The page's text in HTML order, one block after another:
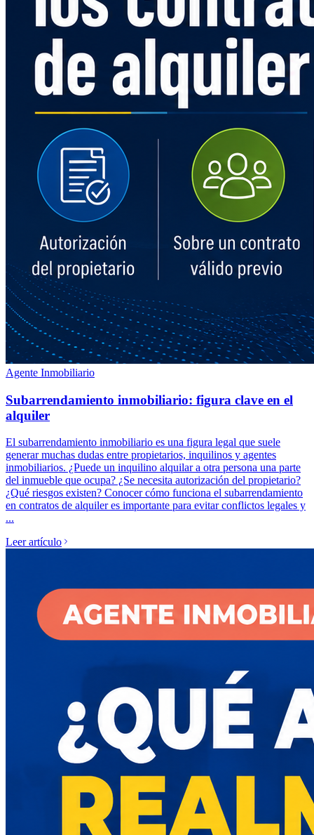
Agente Inmobiliario
Subarrendamiento inmobiliario: figura clave en el
alquiler
El subarrendamiento inmobiliario es una figura legal que suele
generar muchas dudas entre propietarios, inquilinos y agentes
inmobiliarios. ¿Puede un inquilino alquilar a otra persona una parte
del inmueble que ocupa? ¿Se necesita autorización del propietario?
¿Qué riesgos existen? Conocer cómo funciona el subarrendamiento
en contratos de alquiler es importante para evitar conflictos legales y
...
Leer artículo